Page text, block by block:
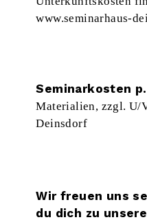
www.seminarhaus-
Seminarkosten
Materialien, zzgl. U/
Deinsdorf
Wir freuen uns
du dich zu